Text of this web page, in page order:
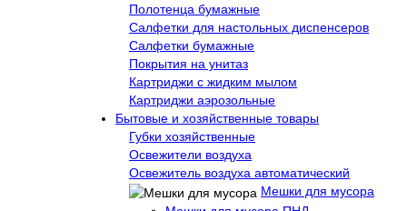
Полотенца бумажные
Салфетки для настольных диспенсеров
Салфетки бумажные
Покрытия на унитаз
Картриджи с жидким мылом
Картриджи аэрозольные
Бытовые и хозяйственные товары
Губки хозяйственные
Освежители воздуха
Освежитель воздуха автоматический
Мешки для мусора